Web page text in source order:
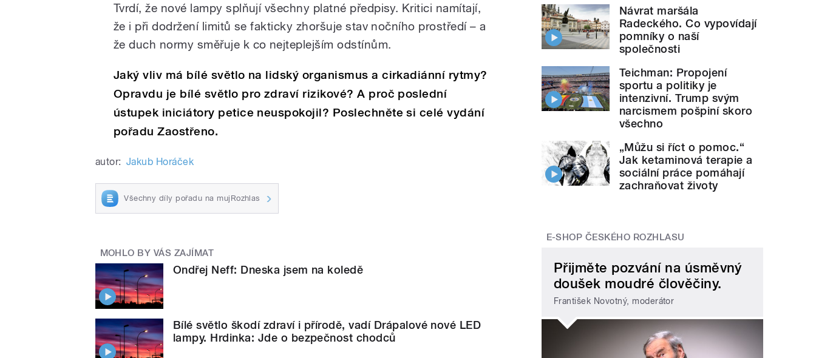
Tvrdí, že nové lampy splňují všechny platné předpisy. Kritici namítají,
že i při dodržení limitů se fakticky zhoršuje stav nočního prostředí – a
že duch normy směřuje k co nejteplejším odstínům.
Jaký vliv má bílé světlo na lidský organismus a cirkadiánní rytmy?
Opravdu je bílé světlo pro zdraví rizikové? A proč poslední
ústupek iniciátory petice neuspokojil? Poslechněte si celé vydání
pořadu Zaostřeno.
autor: Jakub Horáček
Všechny díly pořadu na mujRozhlas
MOHLO BY VÁS ZAJÍMAT
Ondřej Neff: Dneska jsem na koledě
Bílé světlo škodí zdraví i přírodě, vadí Drápalové nové LED
lampy. Hrdinka: Jde o bezpečnost chodců
Návrat maršála
Radeckého. Co vypovídají
pomníky o naší
společnosti
Teichman: Propojení
sportu a politiky je
intenzivní. Trump svým
narcismem pošpiní skoro
všechno
„Můžu si říct o pomoc.“
Jak ketaminová terapie a
sociální práce pomáhají
zachraňovat životy
E-SHOP ČESKÉHO ROZHLASU
Přijměte pozvání na úsměvný
doušek moudré člověčiny.
František Novotný, moderátor